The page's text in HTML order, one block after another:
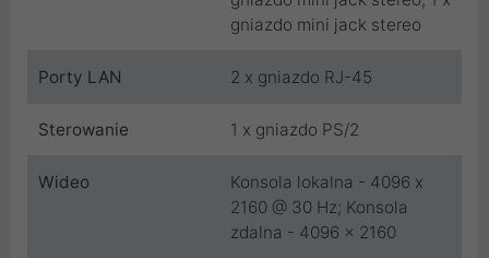
gniazdo mini jack stereo
Porty LAN 2 x gniazdo RJ-45
Sterowanie 1 x gniazdo PS/2
Wideo
Konsola lokalna - 4096 x
2160 @ 30 Hz; Konsola
zdalna - 4096 x 2160